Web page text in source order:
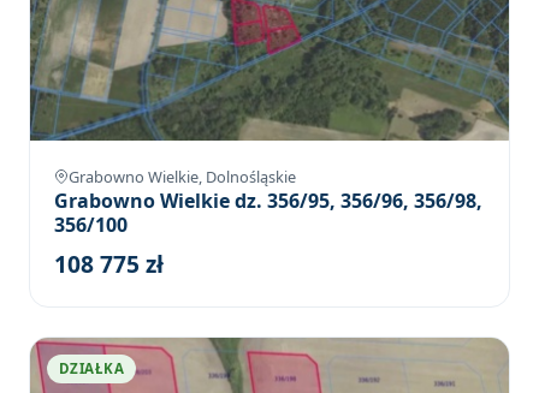
Grabowno Wielkie, Dolnośląskie
Grabowno Wielkie dz. 356/95, 356/96, 356/98,
356/100
108 775 zł
DZIAŁKA